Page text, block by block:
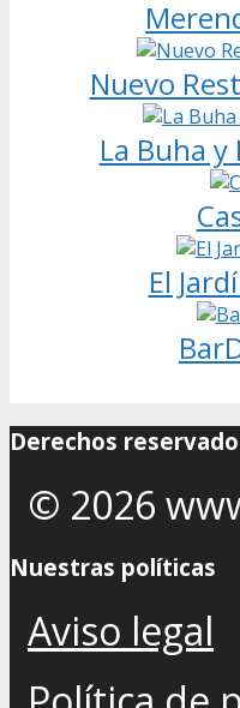
Nuevo
La Buha y
El
Derechos
© 2026
Nuestras políticas
Aviso legal